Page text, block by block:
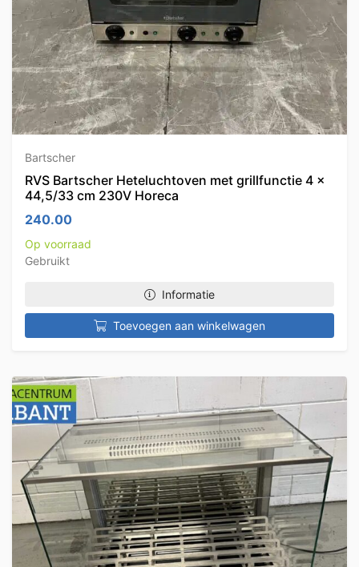
Bartscher
RVS Bartscher Heteluchtoven met grillfunctie 4 x
44,5/33 cm 230V Horeca
240.00
Op voorraad
Gebruikt
Informatie
Toevoegen aan winkelwagen